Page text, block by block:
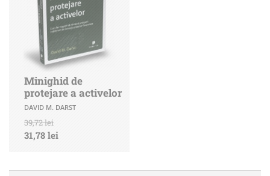
Minighid de
protejare a activelor
DAVID M. DARST
39,72 lei
31,78 lei